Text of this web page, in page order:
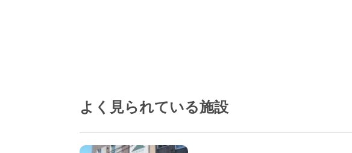
よく見られている施設